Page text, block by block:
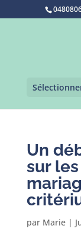
Un
sur
par Marie|